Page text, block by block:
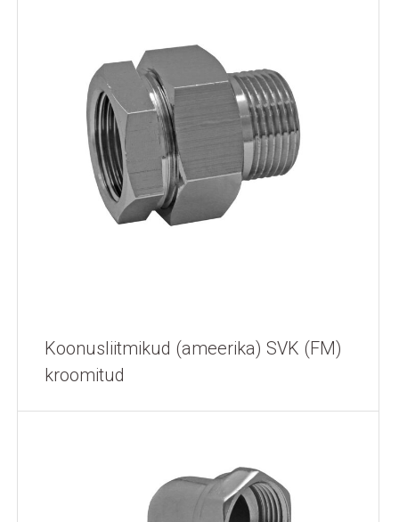
Koonusliitmikud (ameerika) SVK (FM)
kroomitud